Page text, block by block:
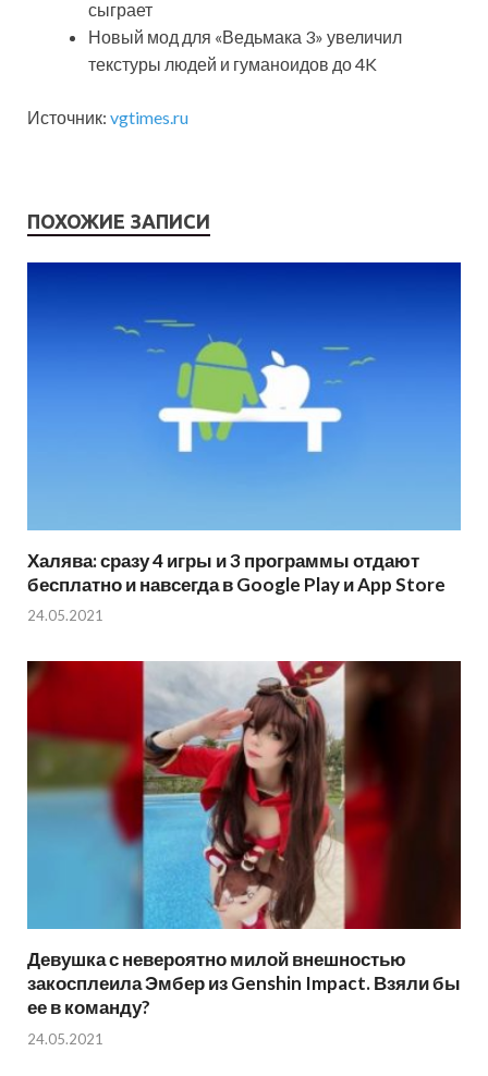
сыграет
Новый мод для «Ведьмака 3» увеличил
текстуры людей и гуманоидов до 4K
Источник: vgtimes.ru
ПОХОЖИЕ ЗАПИСИ
Халява: сразу 4 игры и 3 программы отдают
бесплатно и навсегда в Google Play и App Store
24.05.2021
Девушка с невероятно милой внешностью
закосплеила Эмбер из Genshin Impact. Взяли бы
ее в команду?
24.05.2021